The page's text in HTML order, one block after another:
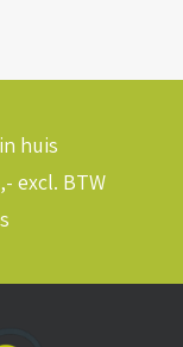
huis
excl. BTW